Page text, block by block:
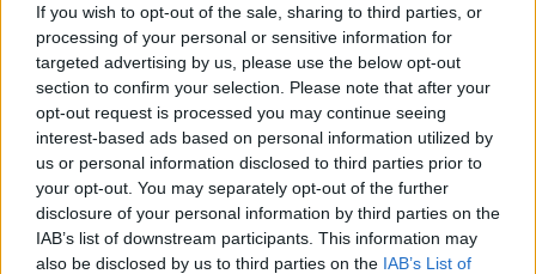
If you wish to opt-out of the sale, sharing to third parties, or
processing of your personal or sensitive information for
targeted advertising by us, please use the below opt-out
section to confirm your selection. Please note that after your
opt-out request is processed you may continue seeing
interest-based ads based on personal information utilized by
us or personal information disclosed to third parties prior to
your opt-out. You may separately opt-out of the further
disclosure of your personal information by third parties on the
IAB’s list of downstream participants. This information may
also be disclosed by us to third parties on the IAB’s List of
odmerať veľkosť okenných otvorov počas hrubej stavby
nebolo vôbec jednoduché. Meškala aj dlažba, objednávali
sme ju na dvakrát. No a herňu na prízemí sme dokončili
poslednú až na Vianoce. Nemilá príhoda sa pritrafila pri
demontáži lešenia. Rozbili nám okno na detskej izbe. V
prospech štvorcového pôdorysu obývačky sme zas búrali
a posúvali už hotovú priečku o 15 cm smerom do mojej
pracovne. Najväčším dobrodružstvom bolo dopasovanie